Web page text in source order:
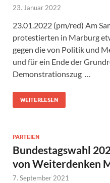
23. Januar 2022
23.01.2022 (pm/red) Am
protestierten in Marburg
gegen die von Politik und
und für ein Ende der
Demonstrationszug …
WEITERLESEN
PARTEIEN
Bundestagswahl
von Weiterdenken
7. September 2021